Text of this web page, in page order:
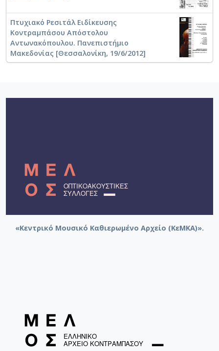
Πτυχιακό Ρεσιτάλ Ειδίκευσης
Κοντραμπάσου Απόστολου
Αντωνακόπουλου. Πανεπιστήμιο
Μακεδονίας [Θεσσαλονίκη, 19/6/2012]
«Κεντρικό Μουσικό Καθιερωμένο Αρχείο (ΚεΜΚΑ)».